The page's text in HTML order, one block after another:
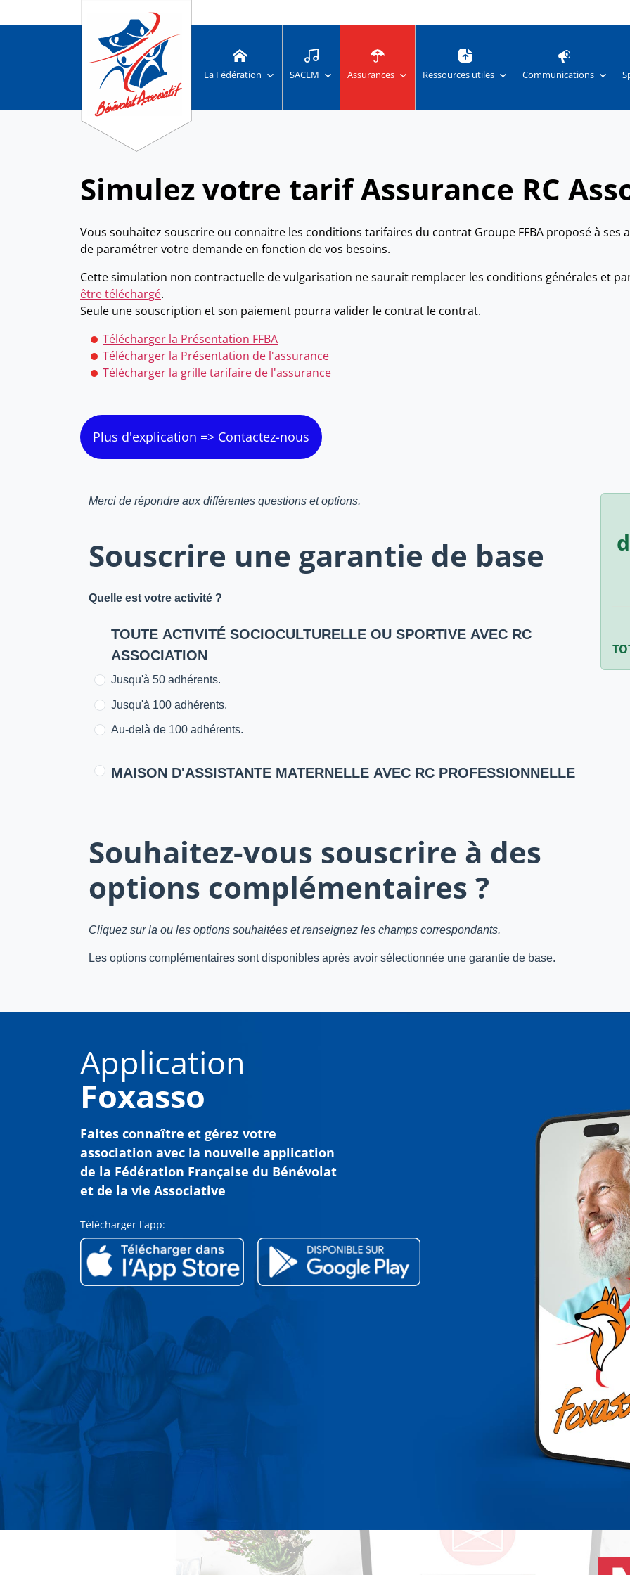
La Fédération SACEM Assurances Ressources utiles Communications
Simulez votre tarif Assurance RC
Vous souhaitez souscrire ou connaitre les conditions tarifaires du contrat Groupe FFBA proposé à
de paramétrer votre demande en fonction de vos besoins.
Cette simulation non contractuelle de vulgarisation ne saurait remplacer les conditions générales et
être téléchargé.
Seule une souscription et son paiement pourra valider le contrat le contrat.
Télécharger la Présentation FFBA
Télécharger la Présentation de l'assurance
Télécharger la grille tarifaire de l'assurance
Plus d'explication => Contactez-nous
Merci de répondre aux différentes questions et options.
Souscrire une garantie de base
Quelle est votre activité ?
TOUTE ACTIVITÉ SOCIOCULTURELLE OU SPORTIVE AVEC RC
ASSOCIATION
Jusqu'à 50 adhérents.
Jusqu'à 100 adhérents.
Au-delà de 100 adhérents.
MAISON D'ASSISTANTE MATERNELLE AVEC RC PROFESSIONNELLE
Souhaitez-vous souscrire à des
options complémentaires ?
Cliquez sur la ou les options souhaitées et renseignez les champs correspondants.
Les options complémentaires sont disponibles après avoir sélectionnée une garantie de base.
Application
Foxasso
Faites connaître et gérez votre
association avec la nouvelle application
de la Fédération Française du Bénévolat
et de la vie Associative
Télécharger l'app: